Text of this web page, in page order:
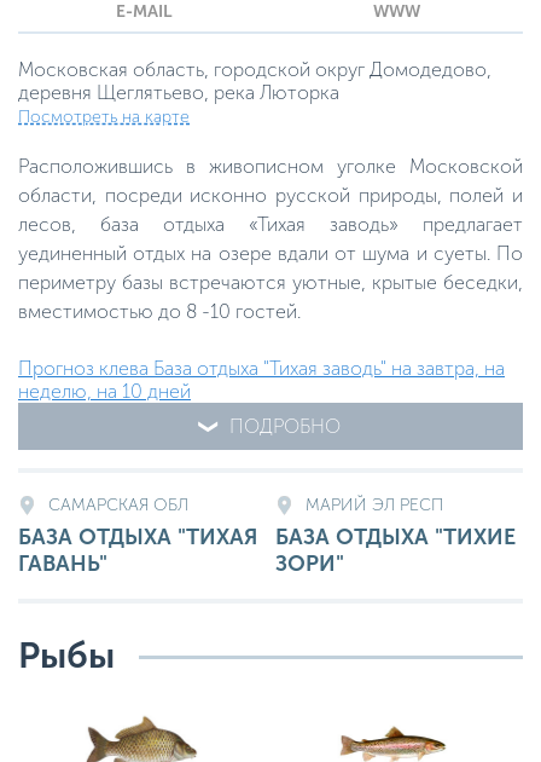
E-MAIL
WWW
Московская область, городской округ Домодедово,
деревня Щеглятьево, река Люторка
Посмотреть на карте
Расположившись в живописном уголке Московской
области, посреди исконно русской природы, полей и
лесов, база отдыха «Тихая заводь» предлагает
уединенный отдых на озере вдали от шума и суеты. По
периметру базы встречаются уютные, крытые беседки,
вместимостью до 8 -10 гостей.
Прогноз клева База отдыха "Тихая заводь" на завтра, на
неделю, на 10 дней
ПОДРОБНО
САМАРСКАЯ ОБЛ
БАЗА ОТДЫХА "ТИХАЯ
ГАВАНЬ"
МАРИЙ ЭЛ РЕСП
БАЗА ОТДЫХА "ТИХИЕ
ЗОРИ"
Рыбы